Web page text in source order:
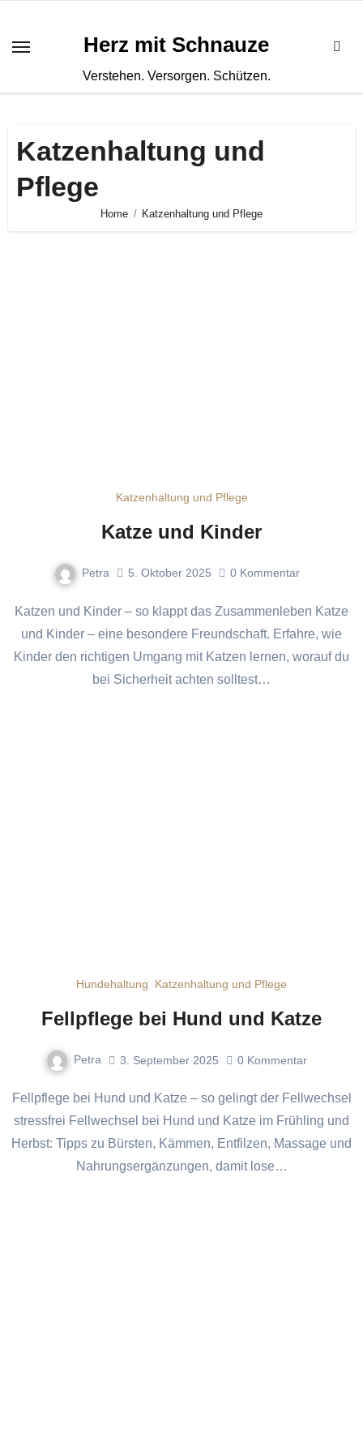
springen
Herz mit Schnauze
Verstehen. Versorgen. Schützen.
Katzenhaltung und
Pflege
Home Katzenhaltung und Pflege
Katzenhaltung und Pflege
Katze und Kinder
Petra 5. Oktober 2025 0 Kommentar
Katzen und Kinder – so klappt das Zusammenleben Katze
und Kinder – eine besondere Freundschaft. Erfahre, wie
Kinder den richtigen Umgang mit Katzen lernen, worauf du
bei Sicherheit achten solltest…
Hundehaltung Katzenhaltung und Pflege
Fellpflege bei Hund und Katze
Petra 3. September 2025 0 Kommentar
Fellpflege bei Hund und Katze – so gelingt der Fellwechsel
stressfrei Fellwechsel bei Hund und Katze im Frühling und
Herbst: Tipps zu Bürsten, Kämmen, Entfilzen, Massage und
Nahrungsergänzungen, damit lose…